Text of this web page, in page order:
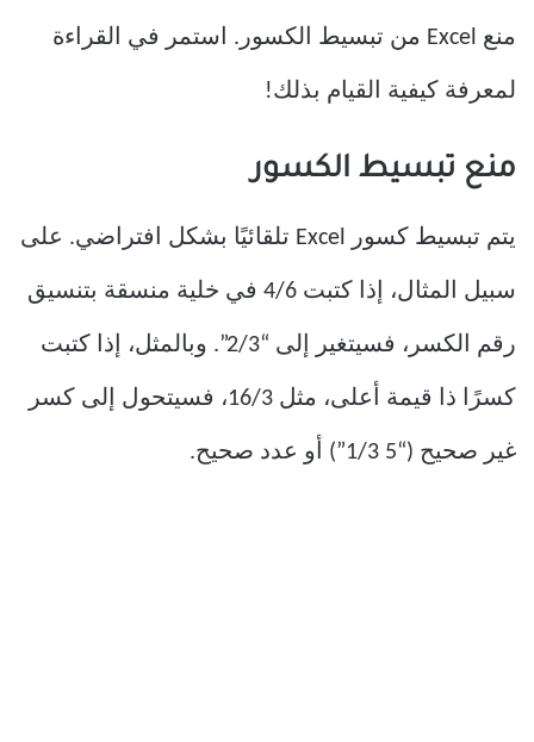
منع Excel من تبسيط الكسور. استمر في القراءة
لمعرفة كيفية القيام بذلك!
منع تبسيط الكسور
يتم تبسيط كسور Excel تلقائيًا بشكل افتراضي. على
سبيل المثال، إذا كتبت 4/6 في خلية منسقة بتنسيق
رقم الكسر، فسيتغير إلى “2/3”. وبالمثل، إذا كتبت
كسرًا ذا قيمة أعلى، مثل 16/3، فسيتحول إلى كسر
غير صحيح (“5 1/3”) أو عدد صحيح.